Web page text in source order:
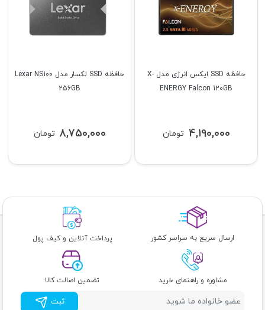
حافظه SSD لکسار مدل Lexar NS100
256GB
تومان 8,750,000
حافظه SSD ایکس انرژی مدل X-
ENERGY Falcon 120GB
تومان 4,190,000
ارسال سریع به سراسر کشور پرداخت آنلاین و کیف پول
مشاوره و راهنمای خرید تضمین اصالت کالا
ثبت